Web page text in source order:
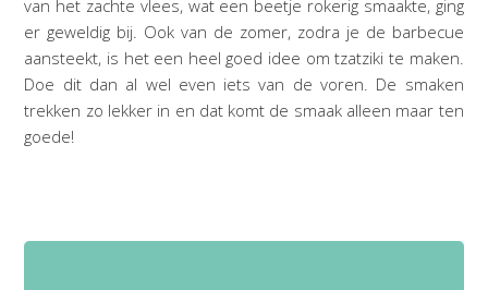
van het zachte vlees, wat een beetje rokerig smaakte, ging
er geweldig bij. Ook van de zomer, zodra je de barbecue
aansteekt, is het een heel goed idee om tzatziki te maken.
Doe dit dan al wel even iets van de voren. De smaken
trekken zo lekker in en dat komt de smaak alleen maar ten
goede!